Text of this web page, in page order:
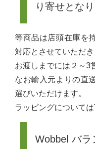
り寄せとなり
等商品は店頭在庫を
対応とさせていただ
お渡しまでには２～3
なお輸入元よりの直
選びいただけます。
ラッピングについて
Wobbel バ